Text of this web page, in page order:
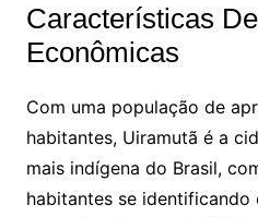
Características
Econômicas
Com uma população de
habitantes, Uiramutã é a
mais indígena do Brasil,
habitantes se identificando